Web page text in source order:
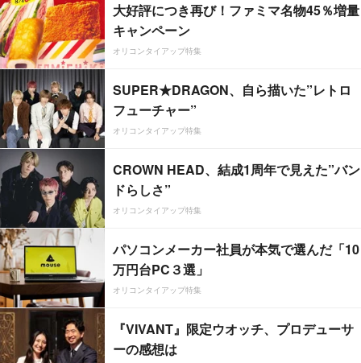
大好評につき再び！ファミマ名物45％増量
キャンペーン
オリコンタイアップ特集
SUPER★DRAGON、自ら描いた”レトロ
フューチャー”
オリコンタイアップ特集
CROWN HEAD、結成1周年で見えた”バン
ドらしさ”
オリコンタイアップ特集
パソコンメーカー社員が本気で選んだ「10
万円台PC３選」
オリコンタイアップ特集
『VIVANT』限定ウオッチ、プロデューサ
ーの感想は